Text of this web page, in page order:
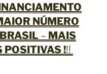
NÚMERO
– MAIS
POSITIVAS !!!